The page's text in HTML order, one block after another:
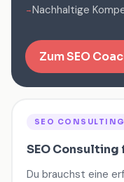
Nachhaltige
Zum SEO
SEO CONSULTING
SEO Consulting
Du brauchst eine